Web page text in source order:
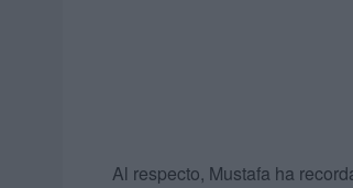
Al respecto, Mustafa ha